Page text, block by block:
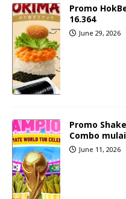
Promo
16.364
June 29, 2026
Promo
Combo
June 11, 2026